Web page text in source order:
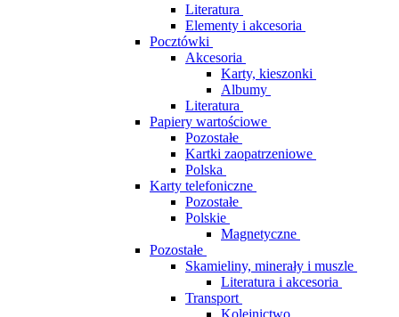
Literatura
Elementy i akcesoria
Pocztówki
Akcesoria
Karty, kieszonki
Albumy
Literatura
Papiery wartościowe
Pozostałe
Kartki zaopatrzeniowe
Polska
Karty telefoniczne
Pozostałe
Polskie
Magnetyczne
Pozostałe
Skamieliny, minerały i muszle
Literatura i akcesoria
Transport
Kolejnictwo